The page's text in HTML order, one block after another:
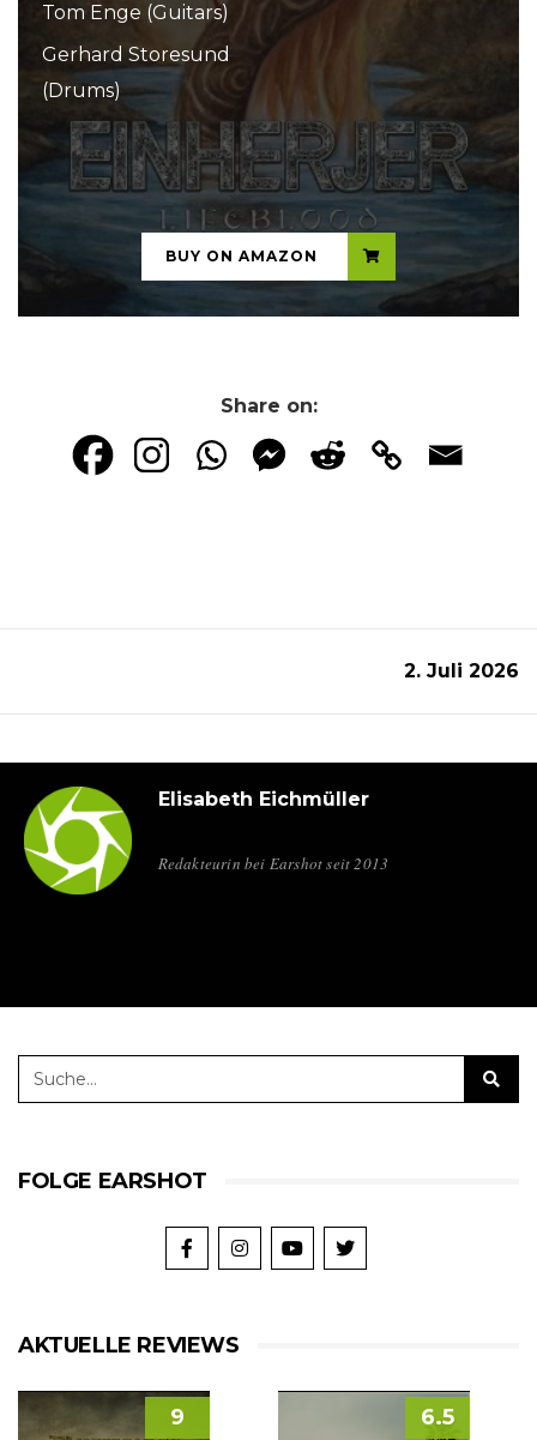
Tom Enge (Guitars)
Gerhard Storesund
(Drums)
...
BUY ON AMAZON
Share on:
2. Juli 2026
Elisabeth Eichmüller
Redakteurin bei Earshot seit 2013
FOLGE EARSHOT
AKTUELLE REVIEWS
9 6.5